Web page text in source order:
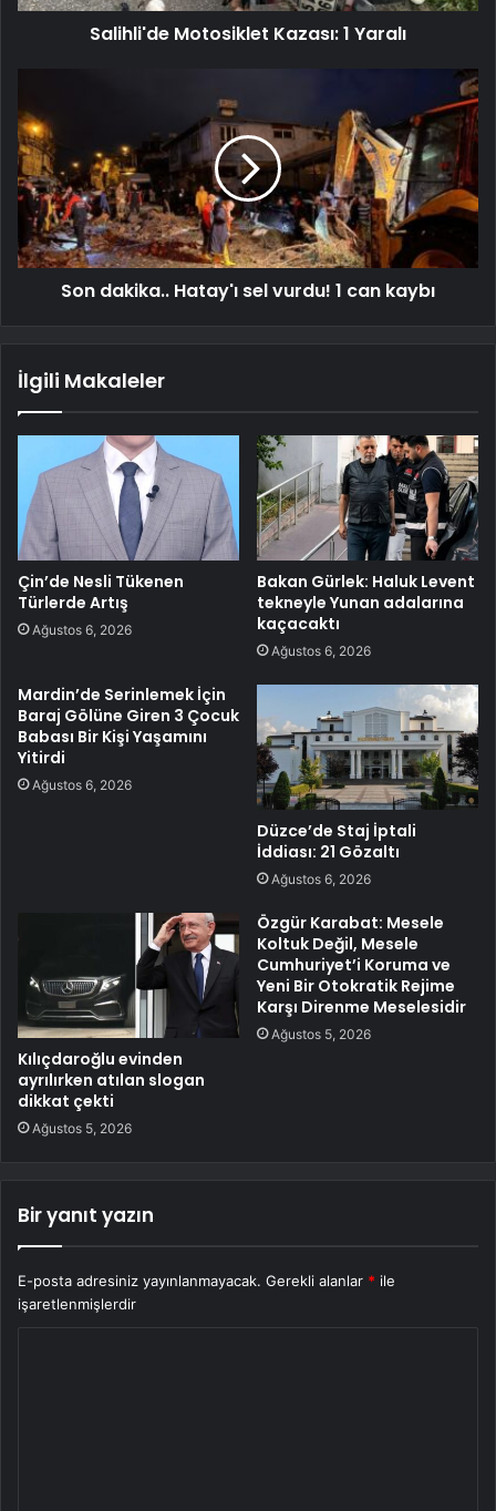
Salihli'de Motosiklet Kazası: 1 Yaralı
Son dakika.. Hatay'ı sel vurdu! 1 can kaybı
İlgili Makaleler
Çin’de Nesli Tükenen
Türlerde Artış
Ağustos 6, 2026
Bakan Gürlek: Haluk Levent
tekneyle Yunan adalarına
kaçacaktı
Ağustos 6, 2026
Mardin’de Serinlemek İçin
Baraj Gölüne Giren 3 Çocuk
Babası Bir Kişi Yaşamını
Yitirdi
Ağustos 6, 2026
Düzce’de Staj İptali
İddiası: 21 Gözaltı
Ağustos 6, 2026
Kılıçdaroğlu evinden
ayrılırken atılan slogan
dikkat çekti
Ağustos 5, 2026
Özgür Karabat: Mesele
Koltuk Değil, Mesele
Cumhuriyet’i Koruma ve
Yeni Bir Otokratik Rejime
Karşı Direnme Meselesidir
Ağustos 5, 2026
Bir yanıt yazın
E-posta adresiniz yayınlanmayacak. Gerekli alanlar * ile
işaretlenmişlerdir